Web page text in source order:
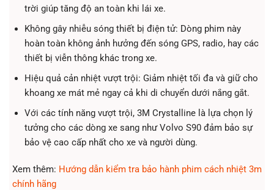
trời giúp tăng độ an toàn khi lái xe.
Không gây nhiễu sóng thiết bị điện tử: Dòng phim này
hoàn toàn không ảnh hưởng đến sóng GPS, radio, hay các
thiết bị viễn thông khác trong xe.
Hiệu quả cản nhiệt vượt trội: Giảm nhiệt tối đa và giữ cho
khoang xe mát mẻ ngay cả khi di chuyển dưới nắng gắt.
Với các tính năng vượt trội, 3M Crystalline là lựa chọn lý
tưởng cho các dòng xe sang như Volvo S90 đảm bảo sự
bảo vệ cao cấp nhất cho xe và người dùng.
Xem thêm: Hướng dẫn kiểm tra bảo hành phim cách nhiệt 3m
chính hãng